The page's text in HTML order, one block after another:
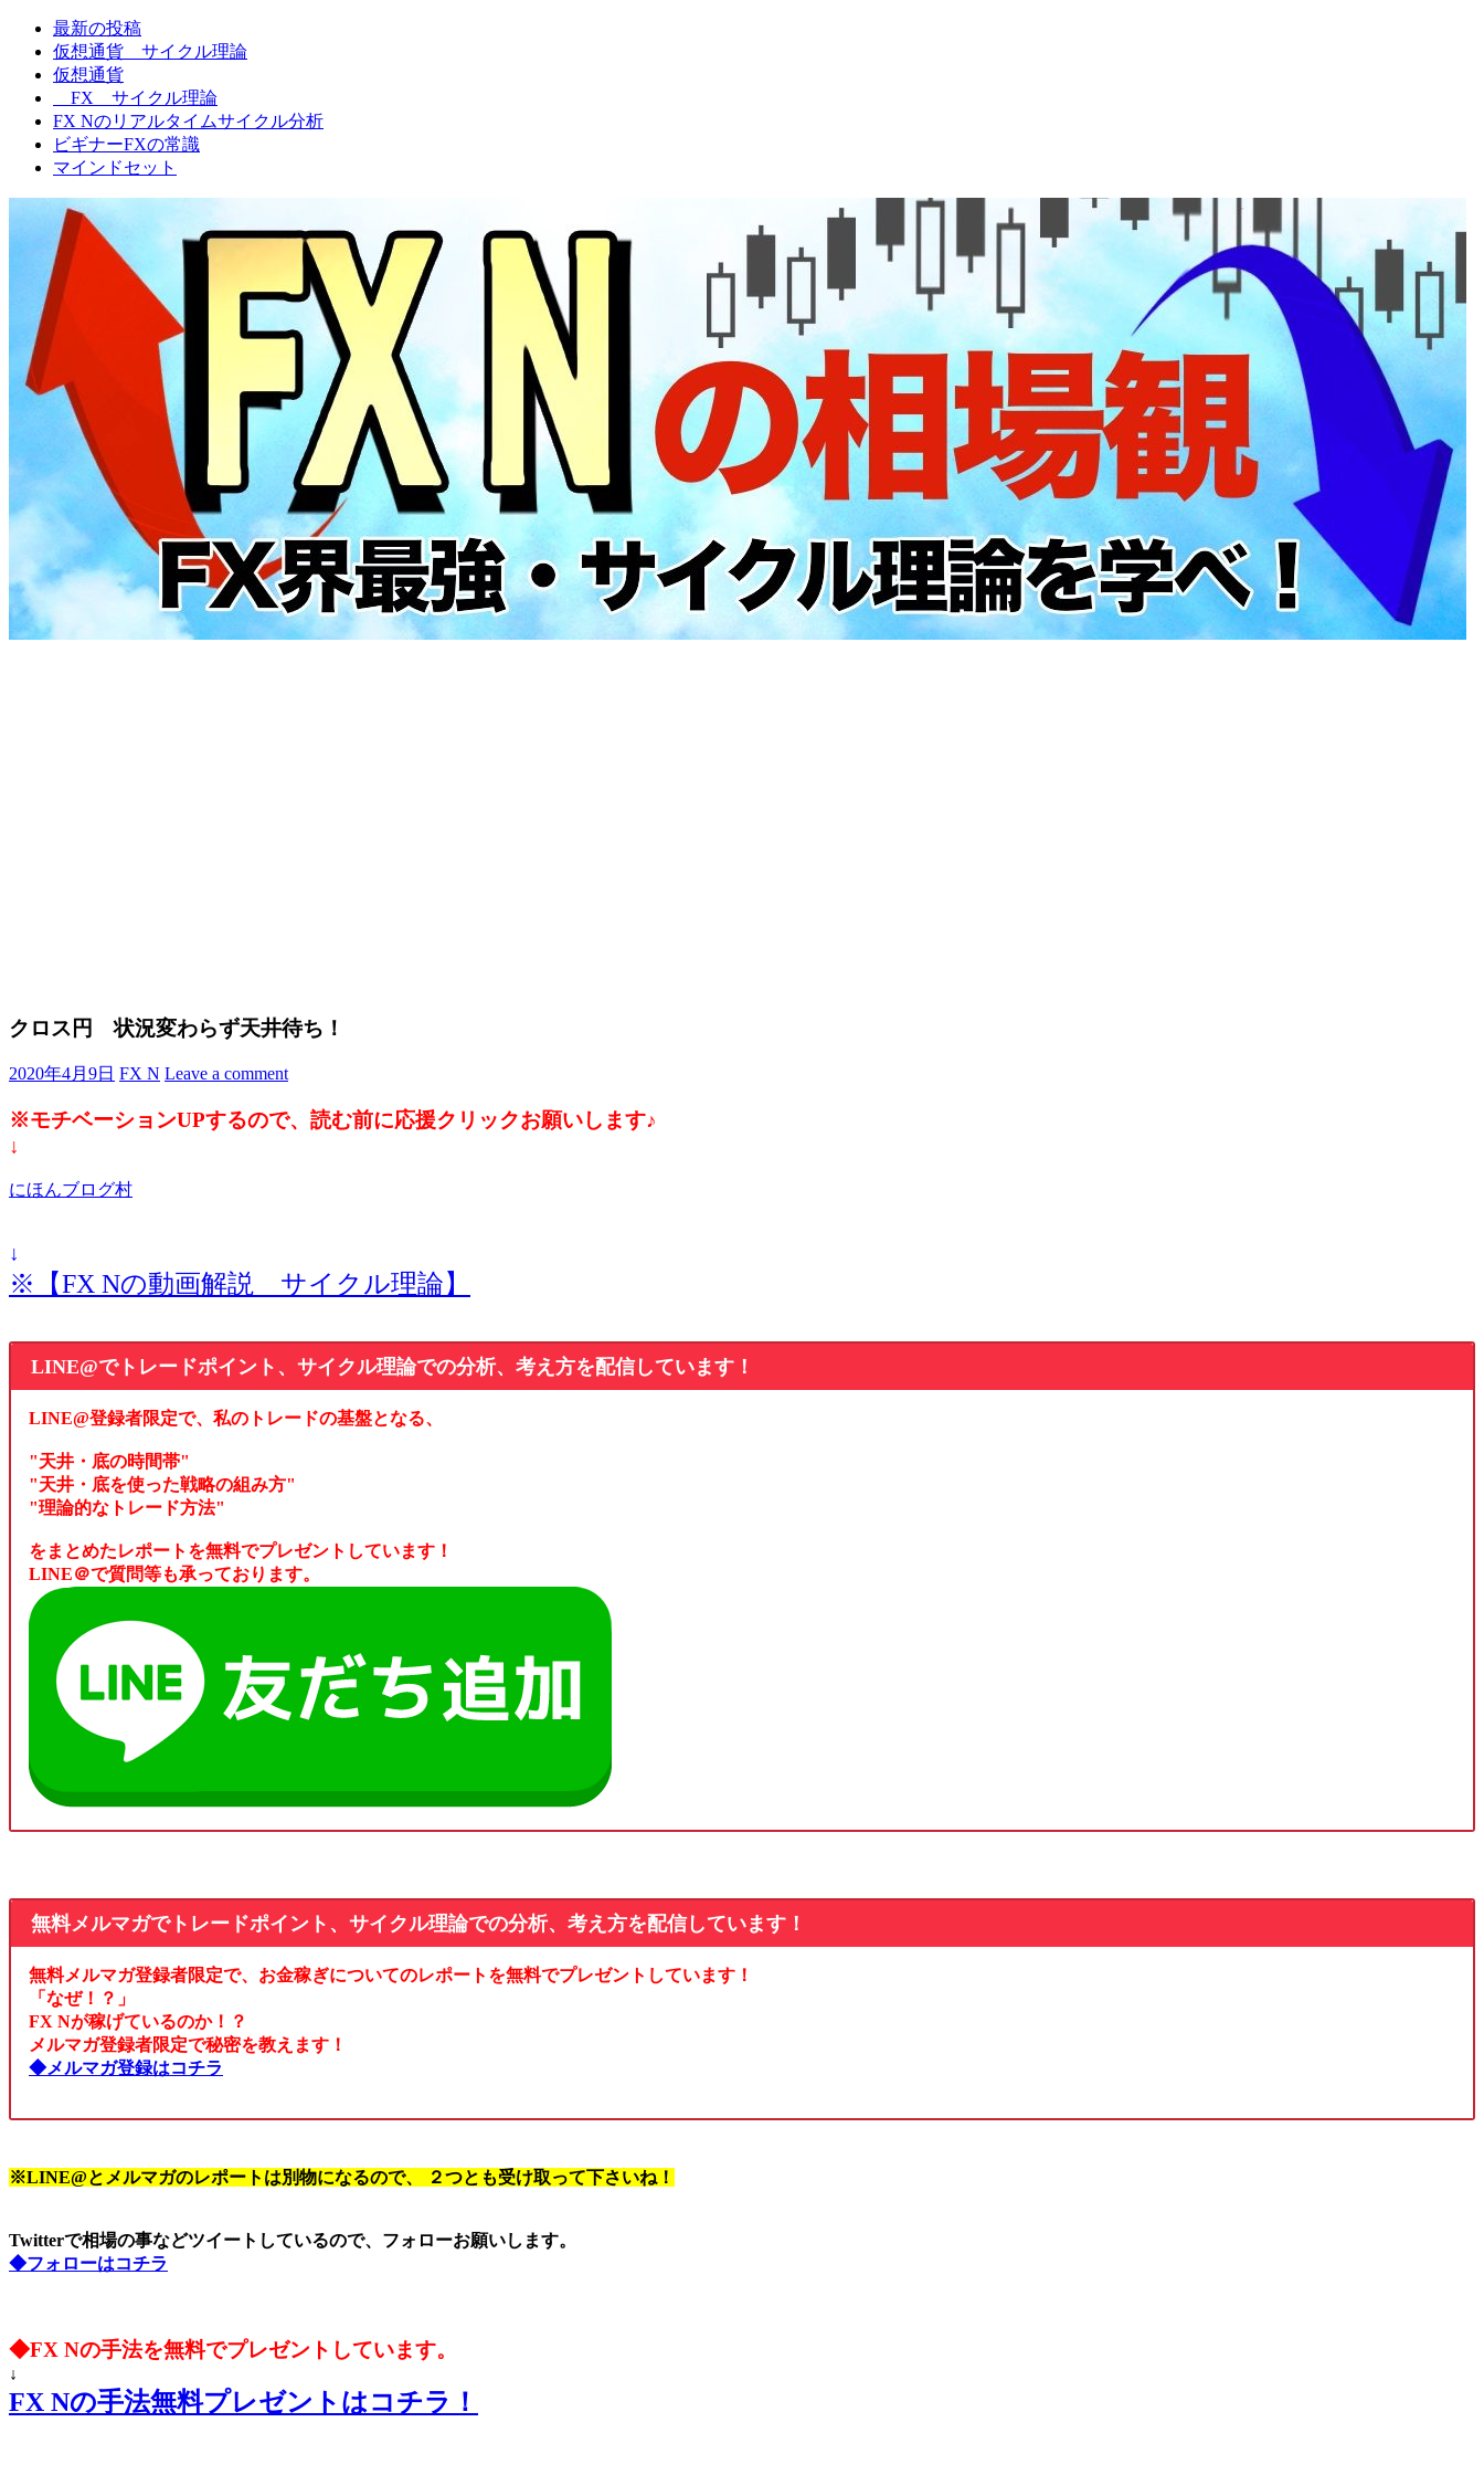
FXNの相場観
最新の投稿
仮想通貨 サイクル理論
仮想通貨
FX サイクル理論
FX Nのリアルタイムサイクル分析
ビギナーFXの常識
マインドセット
クロス円 状況変わらず天井待ち！
2020年4月9日 FX N Leave a comment
※モチベーションUPするので、読む前に応援クリックお願いします♪
↓
にほんブログ村
↓
※【FX Nの動画解説 サイクル理論】
LINE@でトレードポイント、サイクル理論での分析、考え方を配信しています！
LINE@登録者限定で、私のトレードの基盤となる、
"天井・底の時間帯"
"天井・底を使った戦略の組み方"
"理論的なトレード方法"
をまとめたレポートを無料でプレゼントしています！
LINE＠で質問等も承っております。
無料メルマガでトレードポイント、サイクル理論での分析、考え方を配信しています！
無料メルマガ登録者限定で、お金稼ぎについてのレポートを無料でプレゼントしています！
「なぜ！？」
FX Nが稼げているのか！？
メルマガ登録者限定で秘密を教えます！
◆メルマガ登録はコチラ
※LINE@とメルマガのレポートは別物になるので、 ２つとも受け取って下さいね！
Twitterで相場の事などツイートしているので、フォローお願いします。
◆フォローはコチラ
◆FX Nの手法を無料でプレゼントしています。
↓
FX Nの手法無料プレゼントはコチラ！